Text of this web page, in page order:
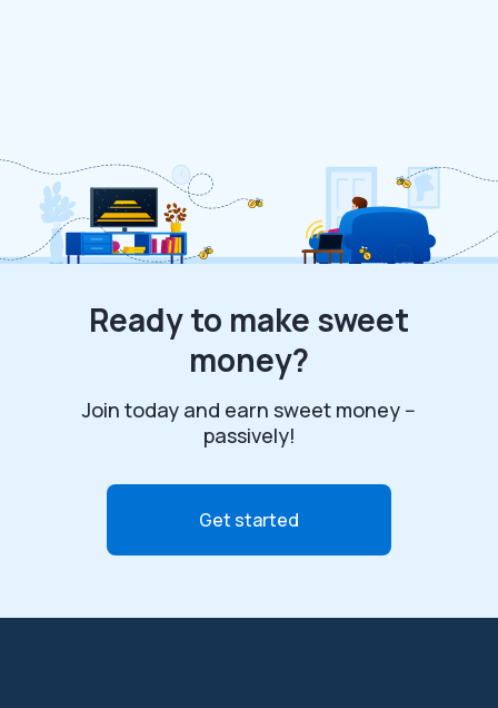
Ready to make sweet
money?
Join today and earn sweet money --
passively!
Get started